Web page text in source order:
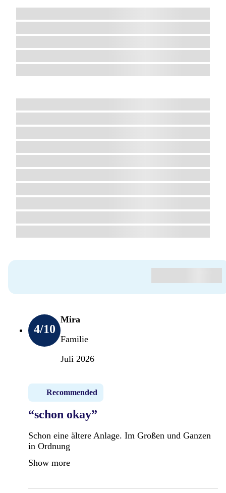
4/10
Mira
Familie
Juli 2026
Recommended
“schon okay”
Schon eine ältere Anlage. Im Großen und Ganzen
in Ordnung
Show more